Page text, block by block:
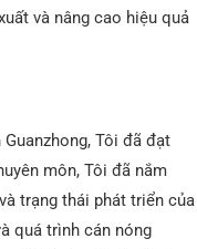
và nâng cao hiệu quả
Tôi đã đạt
môn, Tôi đã nắm
trạng thái phát triển của
quá trình cán nóng